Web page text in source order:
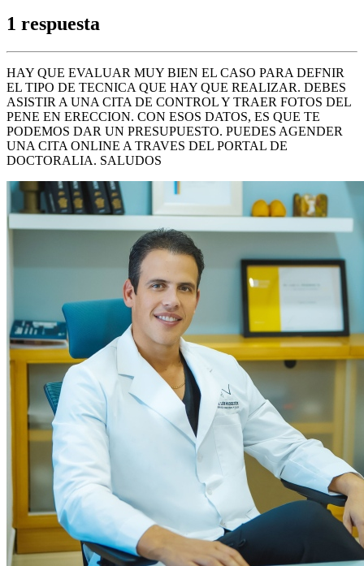
1 respuesta
HAY QUE EVALUAR MUY BIEN EL CASO PARA DEFNIR
EL TIPO DE TECNICA QUE HAY QUE REALIZAR. DEBES
ASISTIR A UNA CITA DE CONTROL Y TRAER FOTOS DEL
PENE EN ERECCION. CON ESOS DATOS, ES QUE TE
PODEMOS DAR UN PRESUPUESTO. PUEDES AGENDER
UNA CITA ONLINE A TRAVES DEL PORTAL DE
DOCTORALIA. SALUDOS